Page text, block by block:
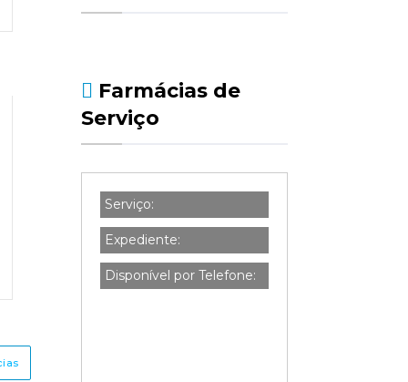
Farmácias de
Serviço
Serviço:
Expediente:
Disponível por Telefone: